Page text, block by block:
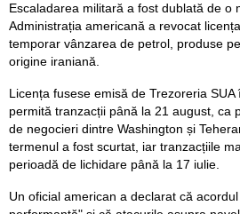
Escaladarea militară a fost dublată de o
Administrația americană a revocat
temporar vânzarea de petrol, produse
origine iraniană.
Licența fusese emisă de Trezoreria
permită tranzacții până la 21 august, ca
de negocieri dintre Washington și
termenul a fost scurtat, iar tranzacțiile
perioadă de lichidare până la 17 iulie.
Un oficial american a declarat că